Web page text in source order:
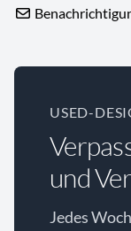
USED-
und
Jedes